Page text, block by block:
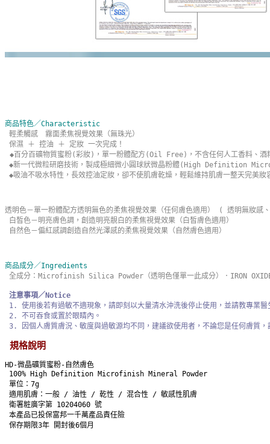
商品特色／Characteristic
輕柔觸感　霧面柔焦視覺效果（無珠光）
保濕 ＋ 控油 ＋ 定妝 一次完成！
◆百分百礦物質蜜粉(彩妝)，單一粉體配方(Oil Free)，不含任何人工香料、酒
◆新一代微粒研磨技術，製成極細微小圓球狀微晶粉體(High Definition
◆吸油不吸水特性，長效控油定妝，卻不使肌膚乾燥，輕鬆維持肌膚一整天完美
透明色－單一粉體配方透明無色的柔焦視覺效果（任何膚色適用） ( 透明無妝
白皙色－明亮膚色調，創造明亮靚白的柔焦視覺效果（白皙膚色適用）
自然色－偏紅感調創造自然光澤感的柔焦視覺效果（自然膚色適用）
商品成分／Ingredients
全成分：Microfinish Silica Powder（透明色僅單一此成分）．IRON
注意事項／Notice
1. 使用後若有過敏不適現象，請即刻以大量清水沖洗後停止使用，並請教專業醫
2. 不可吞食或置於眼睛內。
3. 因個人膚質膚況、敏度與過敏源均不同，建議欲使用者，不論您是任何膚質
規格說明
HD-微晶礦質蜜粉-自然膚色
100% High Definition Microfinish Mineral Powder
單位：7g
適用肌膚：一般 / 油性 / 乾性 / 混合性 / 敏感性肌膚
衛署粧廣字第 10204060 號
本產品已投保富邦一千萬產品責任險
保存期限3年 開封後6個月